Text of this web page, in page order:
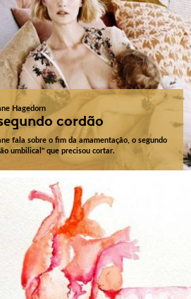
Hagedorn
cordão
fala sobre o fim da amamentação, o segundo
umbilical" que precisou cortar.